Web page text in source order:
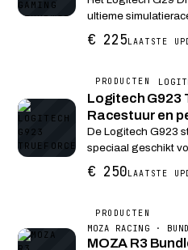
ultieme
forcefeedback,
exclusief
€ 225LAATSTE
PRODUCTEN
Logitech G923
Racestuur en
De Logitech G923
speciaal geschikt
een geavanceerd
revolutioneert en
€ 250LAATSTE
PRODUCTEN
MOZA RACING ·
MOZA R3